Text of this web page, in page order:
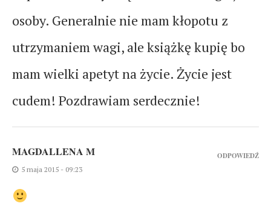
osoby. Generalnie nie mam kłopotu z
utrzymaniem wagi, ale książkę kupię bo
mam wielki apetyt na życie. Życie jest
cudem! Pozdrawiam serdecznie!
MAGDALLENA M
5 maja 2015 - 09:23
ODPOWIEDŹ